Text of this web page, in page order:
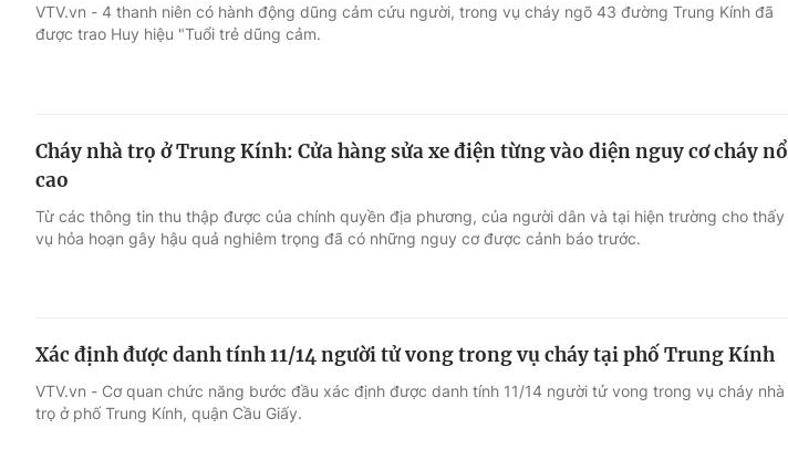
VTV.vn - 4 thanh niên có hành động dũng cảm cứu người, trong vụ cháy ngõ 43 đường Trung Kính đã
được trao Huy hiệu "Tuổi trẻ dũng cảm.
Cháy nhà trọ ở Trung Kính: Cửa hàng sửa xe điện từng vào diện nguy cơ cháy nổ
cao
Từ các thông tin thu thập được của chính quyền địa phương, của người dân và tại hiện trường cho thấy
vụ hỏa hoạn gây hậu quả nghiêm trọng đã có những nguy cơ được cảnh báo trước.
Xác định được danh tính 11/14 người tử vong trong vụ cháy tại phố Trung Kính
VTV.vn - Cơ quan chức năng bước đầu xác định được danh tính 11/14 người tử vong trong vụ cháy nhà
trọ ở phố Trung Kính, quận Cầu Giấy.